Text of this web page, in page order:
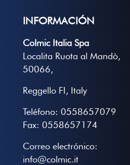
INFORMACIÓN
Colmic Italia Spa
Localita Ruota al Mandò,
50066,
Reggello FI, Italy
Teléfono: 0558657079
Fax: 0558657174
Correo electrónico:
info@colmic.it